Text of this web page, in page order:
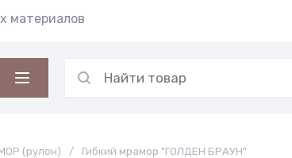
материалов
(рулон) / Гибкий мрамор "ГОЛДЕН БРАУН"